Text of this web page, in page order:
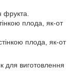
фрукта.
плода, як-от
плода, як-от
для виготовлення